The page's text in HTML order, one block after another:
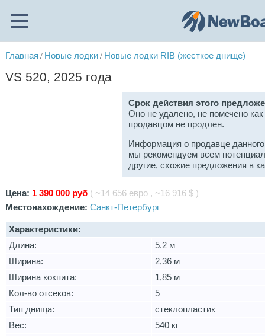
Главная / Новые лодки / Новые лодки RIB (жесткое днище)
VS 520, 2025 года
Срок действия этого
Оно не удалено, не помечено
продавцом не продлен.
Информация о продавце
мы рекомендуем всем
другие, схожие предложения в
Цена: 1 390 000 руб ( ~14 656 евро , ~16 916 $ )
Местонахождение:Санкт-Петербург
Характеристики:
Длина:
5.2 м
Ширина:
2,36 м
Ширина кокпита:
1,85 м
Кол-во отсеков:
5
Тип днища:
стеклопластик
Вес:
540 кг